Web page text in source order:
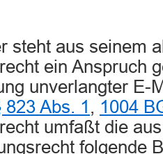
steht aus seinem
ein Anspruch
unverlangter E-
823 Abs. 1 , 1004
umfaßt die
folgende